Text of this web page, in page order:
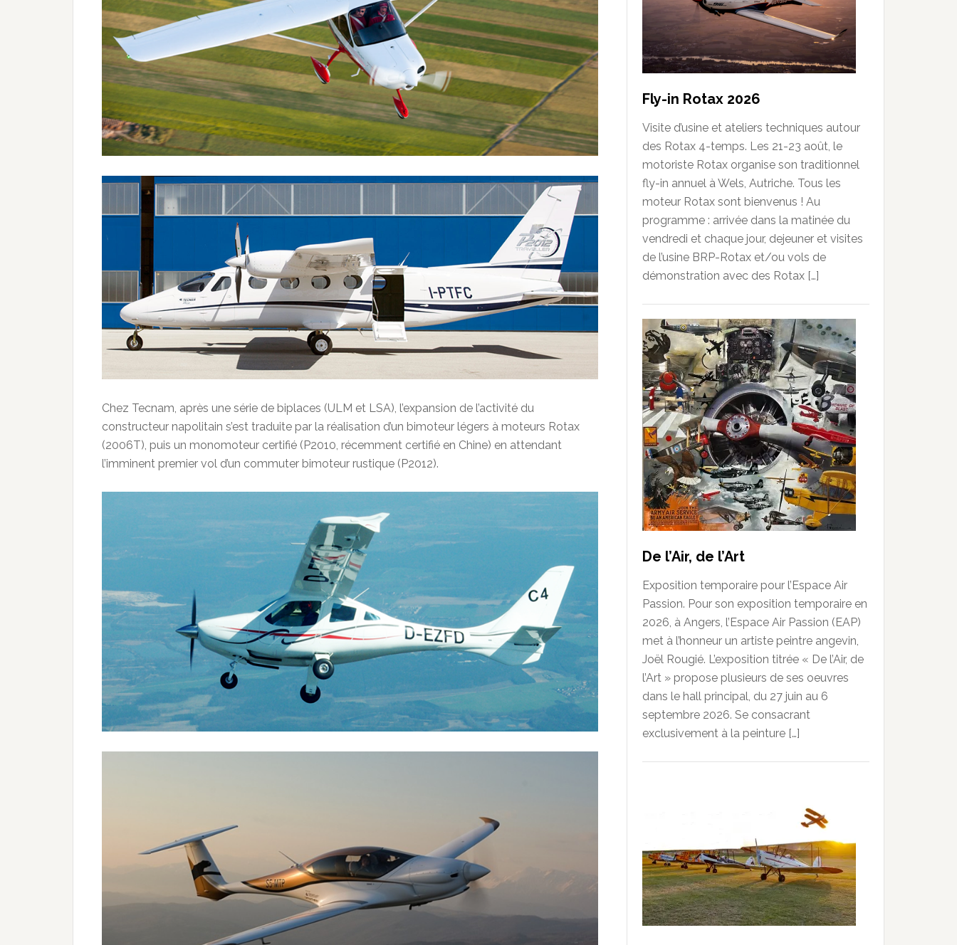
Chez Tecnam, après une série de biplaces (ULM et LSA), l’expansion de l’activité du
constructeur napolitain s’est traduite par la réalisation d’un bimoteur légers à moteurs Rotax
(2006T), puis un monomoteur certifié (P2010, récemment certifié en Chine) en attendant
l’imminent premier vol d’un commuter bimoteur rustique (P2012).
Fly-in Rotax 2026
Visite d’usine et ateliers techniques autour
des Rotax 4-temps. Les 21-23 août, le
motoriste Rotax organise son traditionnel
fly-in annuel à Wels, Autriche. Tous les
moteur Rotax sont bienvenus ! Au
programme : arrivée dans la matinée du
vendredi et chaque jour, dejeuner et visites
de l’usine BRP-Rotax et/ou vols de
démonstration avec des Rotax […]
De l’Air, de l’Art
Exposition temporaire pour l’Espace Air
Passion. Pour son exposition temporaire en
2026, à Angers, l’Espace Air Passion (EAP)
met à l’honneur un artiste peintre angevin,
Joël Rougié. L’exposition titrée « De l’Air, de
l’Art » propose plusieurs de ses oeuvres
dans le hall principal, du 27 juin au 6
septembre 2026. Se consacrant
exclusivement à la peinture […]